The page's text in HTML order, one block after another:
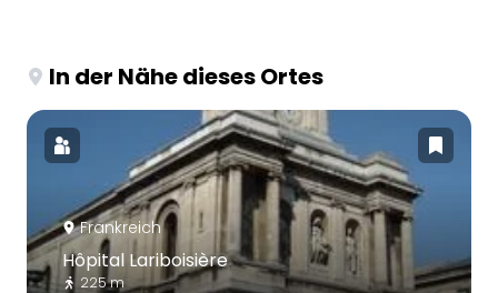
In der Nähe dieses Ortes
Frankreich
Hôpital Lariboisière
225 m